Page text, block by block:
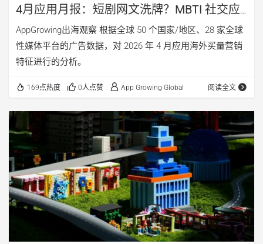
4月应用月报：短剧网文洗牌？MBTI 社交应
用 Boo 上线7年仍稳扎稳打
AppGrowing出海观察 根据全球 50 个国家/地区、28 家全球
性媒体平台的广告数据，对 2026 年 4 月应用海外买量营销
特征进行的分析。
169点热度 0人点赞 App Growing Global 阅读全文